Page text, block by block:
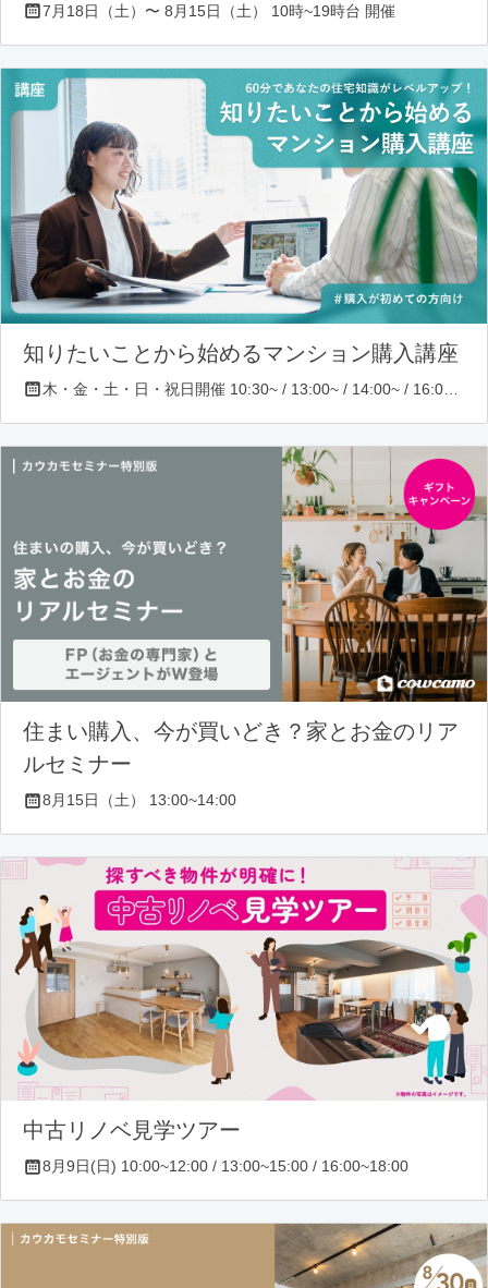
7月18日（土）〜 8月15日（土） 10時~19時台 開催
知りたいことから始めるマンション購入講座
住まい購入、今が買いどき？家とお金のリア
ルセミナー
8月15日（土） 13:00~14:00
中古リノベ見学ツアー
8月9日(日) 10:00~12:00 / 13:00~15:00 / 16:00~18:00